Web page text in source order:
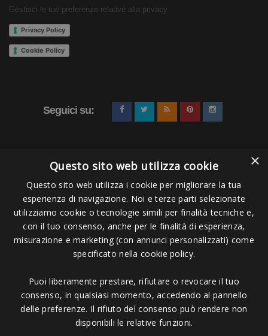
Gestisci le tue preferenze relative alla privacy
Privacy Policy
Cookie Policy
Seguici su:
Pagamenti Accettati
Copyright © 2006 - 2023 - Icarus Project sas
Massa MS - Tel 0585026137 - P.IVA 01151030457 - REA MS 117168
×
Questo sito web utilizza cookie
Questo sito web utilizza i cookie per migliorare la tua
esperienza di navigazione. Noi e terze parti selezionate
utilizziamo cookie o tecnologie simili per finalità tecniche e,
con il tuo consenso, anche per le finalità di esperienza,
misurazione e marketing (con annunci personalizzati) come
specificato nella cookie policy.
Puoi liberamente prestare, rifiutare o revocare il tuo
consenso, in qualsiasi momento, accedendo al pannello
delle preferenze. Il rifiuto del consenso può rendere non
disponibili le relative funzioni.